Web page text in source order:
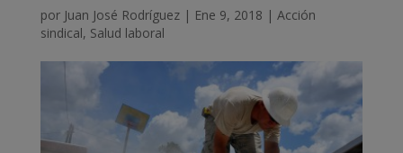
por Juan José Rodríguez| Ene 9, 2018 | Acción
sindical, Salud laboral